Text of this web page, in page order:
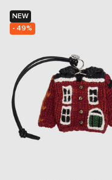
NEW
- 49%